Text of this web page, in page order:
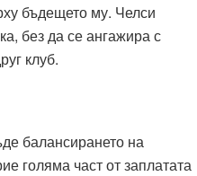
бъдещето му. Челси
без да се ангажира с
клуб.
балансирането на
голяма част от заплатата